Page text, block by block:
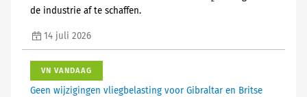
de industrie af te schaffen.
14 juli 2026
VN VANDAAG
Geen wijzigingen vliegbelasting voor Gibraltar en Britse